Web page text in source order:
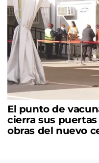
El punto de
cierra sus
obras del nuevo